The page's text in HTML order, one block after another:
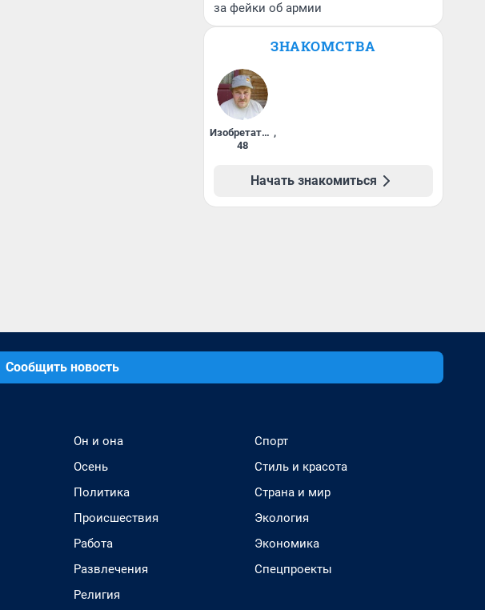
за фейки об армии
ЗНАКОМСТВА
Изобретатель ,
48
Начать знакомиться
Сообщить новость
Он и она
Осень
Политика
Происшествия
Работа
Развлечения
Религия
Спорт
Стиль и красота
Страна и мир
Экология
Экономика
Спецпроекты